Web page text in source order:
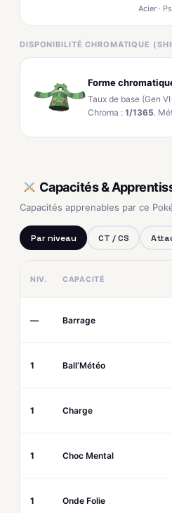
Acier ·
DISPONIBILITÉ CHROMATIQUE
Forme
Taux de base (Gen
Chroma : 1/1365.
Capacités &
Capacités apprenables par ce
Par niveau CT / CS
NIV. CAPACITÉ
— Barrage
1 Ball’Météo
1 Charge
1 Choc Mental
1 Onde Folie